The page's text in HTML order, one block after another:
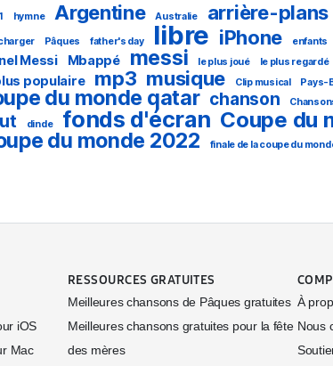
hymne Argentine Australie arrière-plans
Pâques father's day libre iPhone enfants
Messi
Mbappé messi le plus joué le plus regardé
populaire mp3 musique Clip musical Pays-
du monde qatar chanson
dinde fonds d'écran Coupe du
du monde 2022 finale de la coupe du
iOS
Mac
RESSOURCES GRATUITES
Meilleures chansons de Pâques gratuites
Meilleures chansons gratuites pour la fête
des mères
À
Nous